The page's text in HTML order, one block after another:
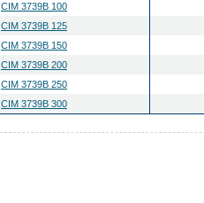
CIM 3739B 100
CIM 3739B 125
CIM 3739B 150
CIM 3739B 200
CIM 3739B 250
CIM 3739B 300